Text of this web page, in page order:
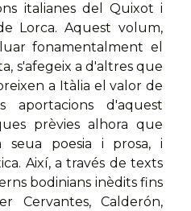
italianes del Quixot i
Lorca. Aquest volum,
fonamentalment el
s'afegeix a d'altres que
a Itàlia el valor de
aportacions d'aquest
prèvies alhora que
seua poesia i prosa, i
Així, a través de texts
bodinians inèdits fins
Cervantes, Calderón,